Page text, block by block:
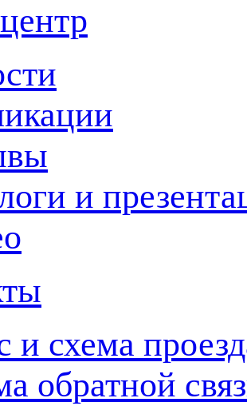
и
и схема
обратной